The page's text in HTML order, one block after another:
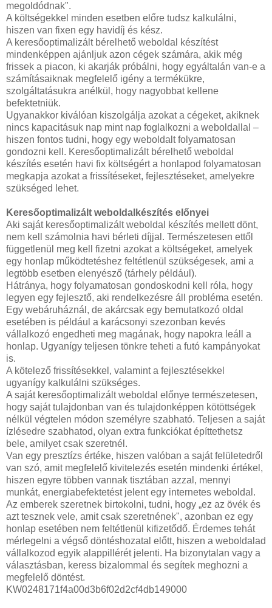
megoldódnak".
A költségekkel minden esetben előre tudsz kalkulálni,
hiszen van fixen egy havidíj és kész.
A keresőoptimalizált bérelhető weboldal készítést
mindenképpen ajánljuk azon cégek számára, akik még
frissek a piacon, ki akarják próbálni, hogy egyáltalán van-e a
számításaiknak megfelelő igény a termékükre,
szolgáltatásukra anélkül, hogy nagyobbat kellene
befektetniük.
Ugyanakkor kiválóan kiszolgálja azokat a cégeket, akiknek
nincs kapacitásuk nap mint nap foglalkozni a weboldallal –
hiszen fontos tudni, hogy egy weboldalt folyamatosan
gondozni kell. Keresőoptimalizált bérelhető weboldal
készítés esetén havi fix költségért a honlapod folyamatosan
megkapja azokat a frissítéseket, fejlesztéseket, amelyekre
szükséged lehet.
Keresőoptimalizált weboldalkészítés előnyei
Aki saját keresőoptimalizált weboldal készítés mellett dönt,
nem kell számolnia havi bérleti díjjal. Természetesen ettől
függetlenül meg kell fizetni azokat a költségeket, amelyek
egy honlap működtetéshez feltétlenül szükségesek, ami a
legtöbb esetben elenyésző (tárhely például).
Hátránya, hogy folyamatosan gondoskodni kell róla, hogy
legyen egy fejlesztő, aki rendelkezésre áll probléma esetén.
Egy webáruháznál, de akárcsak egy bemutatkozó oldal
esetében is például a karácsonyi szezonban kevés
vállalkozó engedheti meg magának, hogy napokra leáll a
honlap. Ugyanígy teljesen tönkre teheti a futó kampányokat
is.
A kötelező frissítésekkel, valamint a fejlesztésekkel
ugyanígy kalkulálni szükséges.
A saját keresőoptimalizált weboldal előnye természetesen,
hogy saját tulajdonban van és tulajdonképpen kötöttségek
nélkül végtelen módon személyre szabható. Teljesen a saját
ízlésedre szabhatod, olyan extra funkciókat építtethetsz
bele, amilyet csak szeretnél.
Van egy presztízs értéke, hiszen valóban a saját felületedről
van szó, amit megfelelő kivitelezés esetén mindenki értékel,
hiszen egyre többen vannak tisztában azzal, mennyi
munkát, energiabefektetést jelent egy internetes weboldal.
Az emberek szeretnek birtokolni, tudni, hogy „ez az övék és
azt tesznek vele, amit csak szeretnének", azonban ez egy
honlap esetében nem feltétlenül kifizetődő. Érdemes tehát
mérlegelni a végső döntéshozatal előtt, hiszen a weboldalad
vállalkozod egyik alappillérét jelenti. Ha bizonytalan vagy a
választásban, keress bizalommal és segítek meghozni a
megfelelő döntést.
KW0248171f4a00d3b6f02d2cf4db149000